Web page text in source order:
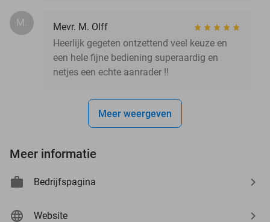
M.
Mevr. M. Olff
Heerlijk gegeten ontzettend veel keuze en
een hele fijne bediening superaardig en
netjes een echte aanrader !!
Meer weergeven
Meer informatie
Bedrijfspagina
Website